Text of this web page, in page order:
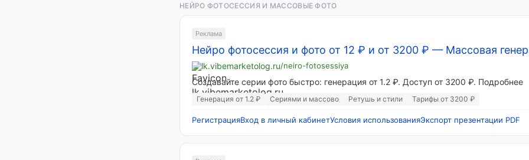
НЕЙРО ФОТОСЕССИЯ И МАССОВЫЕ ФОТО
Реклама
Нейро фотосессия и фото от 12 ₽ и от 3200 ₽ — Массовая
lk.vibemarketolog.ru/neiro-fotosessiya
Создавайте серии фото быстро: генерация от 1.2 ₽. Доступ от 3200 ₽. Подробнее
Генерация от 1.2 ₽ Сериями и массово Ретушь и стили Тарифы от 3200 ₽
РегистрацияВход в личный кабинетУсловия использованияЭкспорт презентации PDF